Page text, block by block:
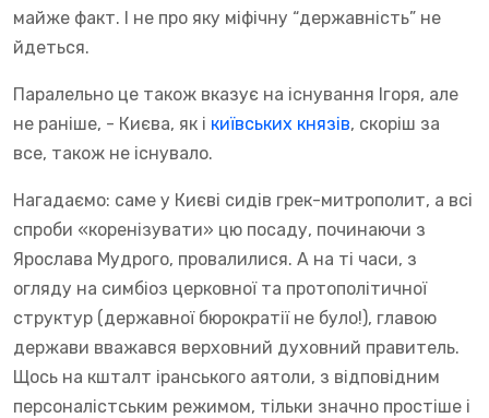
майже факт. І не про яку міфічну “державність” не
йдеться.
Паралельно це також вказує на існування Ігоря, але
не раніше, - Києва, як і київських князів, скоріш за
все, також не існувало.
Нагадаємо: саме у Києві сидів грек-митрополит, а всі
спроби «коренізувати» цю посаду, починаючи з
Ярослава Мудрого, провалилися. А на ті часи, з
огляду на симбіоз церковної та протополітичної
структур (державної бюрократії не було!), главою
держави вважався верховний духовний правитель.
Щось на кшталт іранського аятоли, з відповідним
персоналістським режимом, тільки значно простіше і